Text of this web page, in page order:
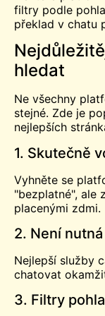
filtry podle
překlad v chatu
hledat
Ne všechny
stejné. Zde je
nejlepších
1. Skutečně
Vyhněte se
"bezplatné", ale
placenými zdmi.
2. Není
Nejlepší služby
chatovat
3. Filtry